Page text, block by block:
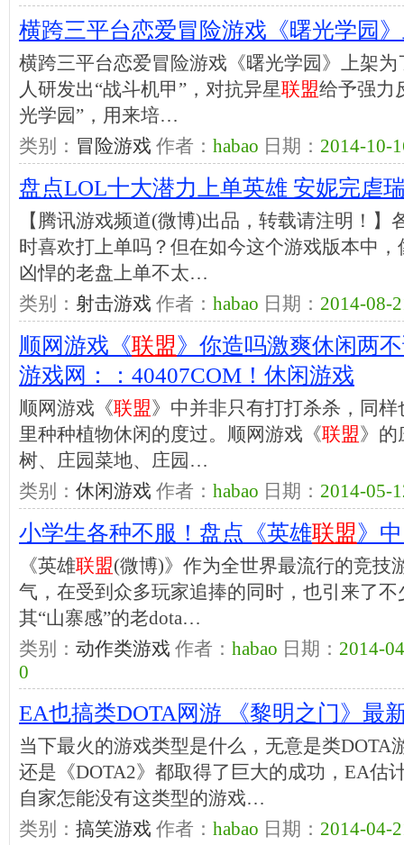
横跨三平台恋爱冒险游戏《曙光学园
横跨三平台恋爱冒险游戏《曙光学园》上架为
人研发出“战斗机甲”，对抗异星联盟给予强力
光学园”，用来培…
类别： 冒险游戏 作者： habao 日期： 2014-10-
盘点LOL十大潜力上单英雄 安妮完虐
【腾讯游戏频道(微博)出品，转载请注明！】
时喜欢打上单吗？但在如今这个游戏版本中
凶悍的老盘上单不太…
类别： 射击游戏 作者： habao 日期： 2014-08-
顺网游戏《联盟》你造吗激爽休闲两
游戏网：：40407COM！休闲游戏
顺网游戏《联盟》中并非只有打打杀杀，同
里种种植物休闲的度过。顺网游戏《联盟》的
树、庄园菜地、庄园…
类别： 休闲游戏 作者： habao 日期： 2014-05-
小学生各种不服！盘点《英雄联盟》
《英雄联盟(微博)》作为全世界最流行的竞技
气，在受到众多玩家追捧的同时，也引来了
其“山寨感”的老dota…
类别： 动作类游戏 作者： habao 日期： 2014-
0
EA也搞类DOTA网游 《黎明之门》最
当下最火的游戏类型是什么，无意是类DOTA
还是《DOTA2》都取得了巨大的成功，EA估
自家怎能没有这类型的游戏…
类别： 搞笑游戏 作者： habao 日期： 2014-04-